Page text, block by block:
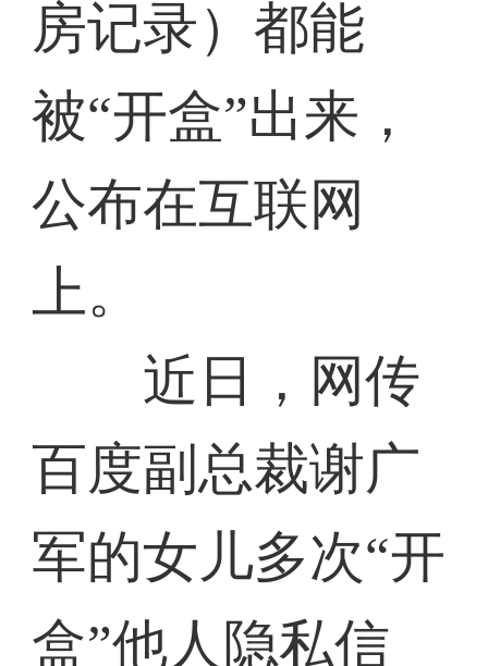
房记录）都能
被“开盒”出来，
公布在互联网
上。
近日，网传
百度副总裁谢广
军的女儿多次“开
盒”他人隐私信